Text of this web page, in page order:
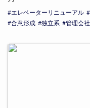
エレベーターリニューアル
合意形成
独立系 管理会社